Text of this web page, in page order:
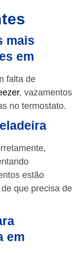
mais
em
falta de
, vazamentos
no termostato.
estão
que precisa de
em